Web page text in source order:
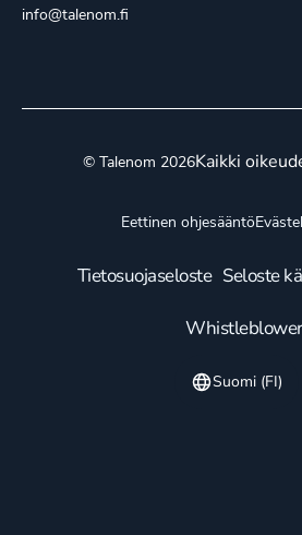
info@talenom.fi
© Talenom 2026Kaikki
Eettinen ohjesääntö
Tietosuojaseloste Seloste
Whistleblower
Suomi (FI)